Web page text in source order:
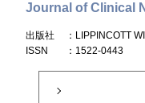
Journal of Clinical
出版社
：LIPPINCOTT
ISSN
：1522-0443